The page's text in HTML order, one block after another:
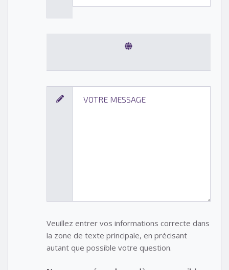
Veuillez entrer vos informations correcte dans
la zone de texte principale, en précisant
autant que possible votre question.